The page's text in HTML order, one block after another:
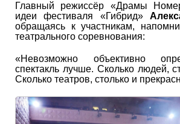
Главный режиссёр «Драмы
идеи фестиваля «Гибрид»
обращаясь к участникам,
театрального соревнования:
«Невозможно объективно
спектакль лучше. Сколько людей,
Сколько театров, столько и